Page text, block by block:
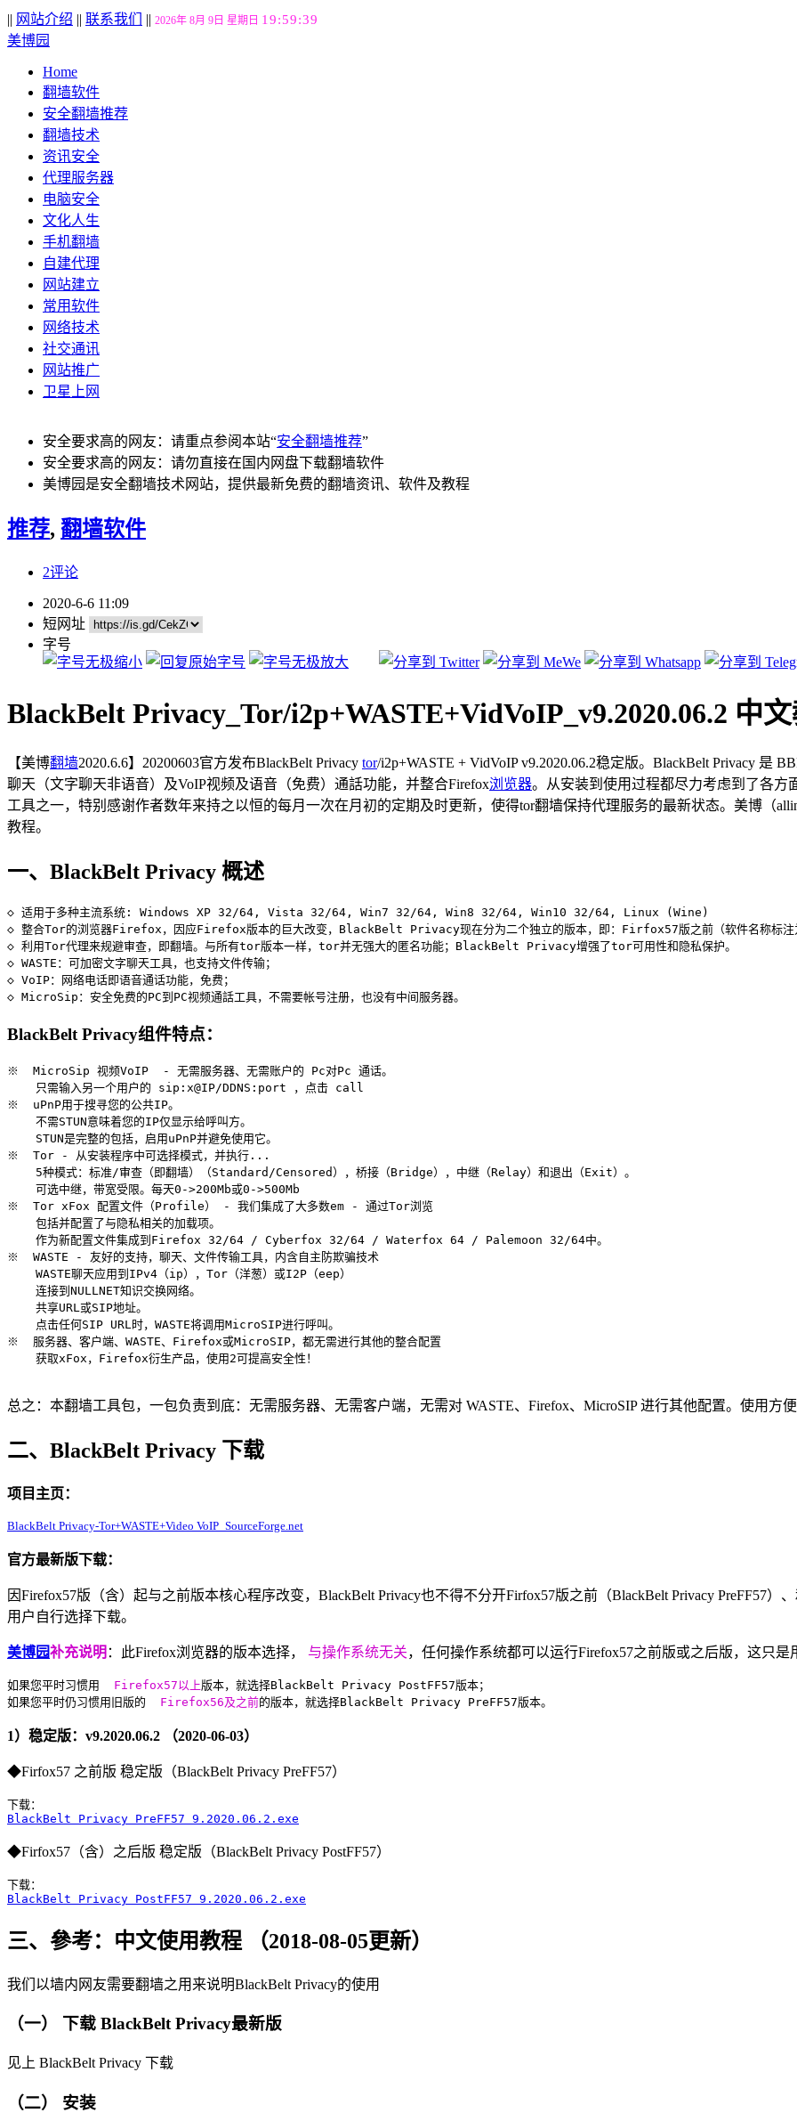
|| 网站介绍 || 联系我们 || 2026年 8月 9日 星期日 19:59:40
美博园
Home
翻墙软件
安全翻墙推荐
翻墙技术
资讯安全
代理服务器
电脑安全
文化人生
手机翻墙
自建代理
网站建立
常用软件
网络技术
社交通讯
网站推广
卫星上网
安全要求高的网友：请重点参阅本站“安全翻墙推荐”
安全要求高的网友：请勿直接在国内网盘下载翻墙软件
美博园是安全翻墙技术网站，提供最新免费的翻墙资讯、软件及教程
推荐, 翻墙软件
2评论
2020-6-6 11:09
短网址
字号
BlackBelt Privacy_Tor/i2p+WASTE+VidVoIP_v9.2020.06.2 中
【美博翻墙2020.6.6】20200603官方发布BlackBelt Privacy tor/i2p+WASTE + VidVoIP v9.2020.06.2稳定版。BlackBelt Privacy 是
聊天（文字聊天非语音）及VoIP视频及语音（免费）通話功能，并整合Firefox浏览器。从安装到使用过程都尽力考虑到了各方
工具之一，特别感谢作者数年来持之以恒的每月一次在月初的定期及时更新，使得tor翻墙保持代理服务的最新状态。美博（
教程。
一、BlackBelt Privacy 概述
◇ 适用于多种主流系统: Windows XP 32/64, Vista 32/64, Win7 32/64, Win8 32/64, Win10 32/64, Linux (Wine)
◇ 整合Tor的浏览器Firefox，因应Firefox版本的巨大改变，BlackBelt Privacy现在分为二个独立的版本，即：Firfox57版之前（软件名称标注
◇ 利用Tor代理来规避审查，即翻墙。与所有tor版本一样，tor并无强大的匿名功能；BlackBelt Privacy增强了tor可用性和隐私保护。
◇ WASTE：可加密文字聊天工具，也支持文件传输；
◇ VoIP：网络电话即语音通话功能，免费；
BlackBelt Privacy组件特点：
※  MicroSip 视频VoIP  - 无需服务器、无需账户的 Pc对Pc 通话。
    只需输入另一个用户的 sip:x@IP/DDNS:port ，点击 call
※  uPnP用于搜寻您的公共IP。
    不需STUN意味着您的IP仅显示给呼叫方。
    STUN是完整的包括，启用uPnP并避免使用它。
※  Tor - 从安装程序中可选择模式，并执行...
    5种模式：标准/审查（即翻墙）（Standard/Censored），桥接（Bridge），中继（Relay）和退出（Exit）。
    可选中继，带宽受限。每天0->200Mb或0->500Mb
※  Tor xFox 配置文件（Profile） - 我们集成了大多数em - 通过Tor浏览
    包括并配置了与隐私相关的加载项。
    作为新配置文件集成到Firefox 32/64 / Cyber​​fox 32/64 / Waterfox 64 / Palemoon 32/64中。
※  WASTE - 友好的支持，聊天、文件传输工具，内含自主防欺骗技术
    WASTE聊天应用到IPv4（ip），Tor（洋葱）或I2P（eep）
    连接到NULLNET知识交换网络。
    共享URL或SIP地址。
    点击任何SIP URL时，WASTE将调用MicroSIP进行呼叫。
※  服务器、客户端、WASTE、Firefox或MicroSIP，都无需进行其他的整合配置
    获取xFox，Firefox衍生产品，使用2可提高安全性！
总之：本翻墙工具包，一包负责到底：无需服务器、无需客户端，无需对 WASTE、Firefox、MicroSIP 进行其他配置。使用方便
二、BlackBelt Privacy 下载
项目主页：
BlackBelt Privacy-Tor+WASTE+Video VoIP_SourceForge.net
官方最新版下载：
因Firefox57版（含）起与之前版本核心程序改变，BlackBelt Privacy也不得不分开Firfox57版之前（BlackBelt Privacy PreFF57）
用户自行选择下载。
美博园补充说明 ：此Firefox浏览器的版本选择， 与操作系统无关，任何操作系统都可以运行Firefox57之前版或之后版，这只是
如果您平时习惯用 Firefox57以上版本，就选择BlackBelt Privacy PostFF57版本；
如果您平时仍习惯用旧版的
Firefox56及之前的版本，就选择BlackBelt Privacy PreFF57版本。
1）稳定版：v9.2020.06.2 （2020-06-03）
◆Firfox57 之前版 稳定版（BlackBelt Privacy PreFF57）
BlackBelt Privacy PreFF57 9.2020.06.2.exe
◆Firfox57（含）之后版 稳定版（BlackBelt Privacy PostFF57）
BlackBelt Privacy PostFF57 9.2020.06.2.exe
三、參考：中文使用教程 （2018-08-05更新）
我们以墙内网友需要翻墙之用来说明BlackBelt Privacy的使用
（一） 下载 BlackBelt Privacy最新版
见上 BlackBelt Privacy 下载
（二） 安装